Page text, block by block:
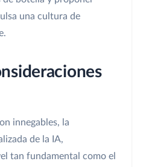
una cultura de
innegables, la
de la IA,
tan fundamental como el